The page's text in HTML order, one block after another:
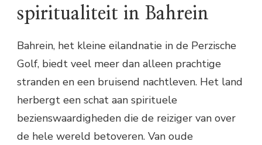
spiritualiteit in Bahrein
Bahrein, het kleine eilandnatie in de Perzische
Golf, biedt veel meer dan alleen prachtige
stranden en een bruisend nachtleven. Het land
herbergt een schat aan spirituele
bezienswaardigheden die de reiziger van over
de hele wereld betoveren. Van oude